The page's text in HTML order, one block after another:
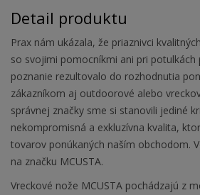
Detail produktu
Prax nám ukázala, že priaznivci
so svojimi pomocníkmi ani pri potulkách
poznanie rezultovalo do rozhodnutia
zákazníkom aj outdoorové alebo
správnej značky sme si stanovili jediné
nekompromisná a exkluzívna kvalita,
tovarov ponúkaných naším obchodom.
na značku MCUSTA.
Vreckové nože MCUSTA pochádzajú z